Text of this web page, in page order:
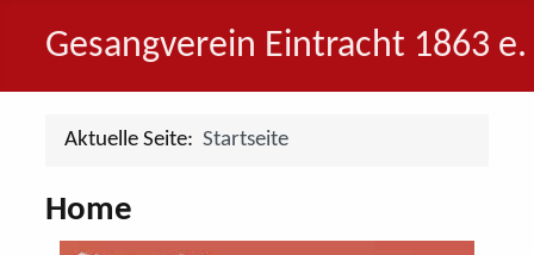
Gesangverein Eintracht 1863
Aktuelle Seite:Startseite
Home